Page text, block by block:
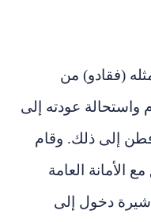
(فقادو) من
واستحالة عودته إلى
فطن إلى ذلك. وقام
الأمانة العامة
دخول إلى